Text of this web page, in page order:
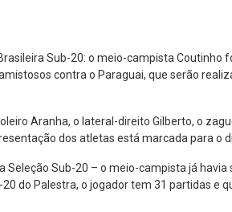
Sub-20: o meio-campista Coutinho
contra o Paraguai, que serão
Aranha, o lateral-direito Gilberto, o
dos atletas está marcada para o
Seleção Sub-20 – o meio-campista já havia
do Palestra, o jogador tem 31 partidas e
23,01